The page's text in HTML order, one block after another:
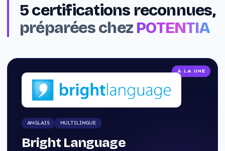
5certifications reconnues,
préparées chez POTENTIA
À LA UNE
ANGLAIS MULTILINGUE
Bright Language